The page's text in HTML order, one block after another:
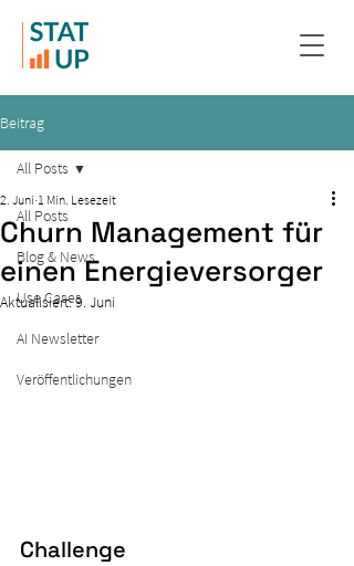
Beitrag
All Posts
Blog & News
Use Cases
AI Newsletter
Veröffentlichungen
All Posts
Churn Management für
einen Energieversorger
2. Juni 1 Min. Lesezeit
Aktualisiert:9. Juni
Challenge